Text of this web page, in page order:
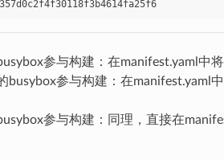
参与构建：在manifest.yaml中
busybox参与构建：在manifest.yaml
参与构建：同理，直接在